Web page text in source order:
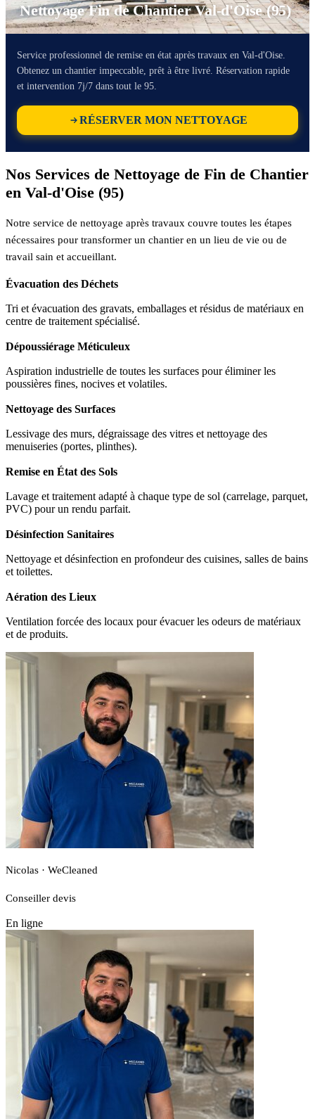
Nettoyage Fin de Chantier Val-d'Oise (95)
Service professionnel de remise en état après travaux en Val-d'Oise.
Obtenez un chantier impeccable, prêt à être livré. Réservation rapide
et intervention 7j/7 dans tout le 95.
RÉSERVER MON NETTOYAGE
Nos Services de Nettoyage de Fin de Chantier
en Val-d'Oise (95)
Notre service de nettoyage après travaux couvre toutes les étapes
nécessaires pour transformer un chantier en un lieu de vie ou de
travail sain et accueillant.
Évacuation des Déchets
Tri et évacuation des gravats, emballages et résidus de matériaux en
centre de traitement spécialisé.
Dépoussiérage Méticuleux
Aspiration industrielle de toutes les surfaces pour éliminer les
poussières fines, nocives et volatiles.
Nettoyage des Surfaces
Lessivage des murs, dégraissage des vitres et nettoyage des
menuiseries (portes, plinthes).
Remise en État des Sols
Lavage et traitement adapté à chaque type de sol (carrelage, parquet,
PVC) pour un rendu parfait.
Désinfection Sanitaires
Nettoyage et désinfection en profondeur des cuisines, salles de bains
et toilettes.
Aération des Lieux
Ventilation forcée des locaux pour évacuer les odeurs de matériaux
et de produits.
Nicolas · WeCleaned
Conseiller devis
En ligne